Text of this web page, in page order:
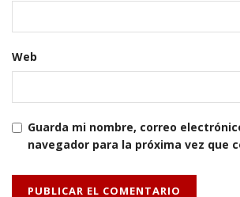
Web
Guarda mi nombre, correo
navegador para la próxima vez que